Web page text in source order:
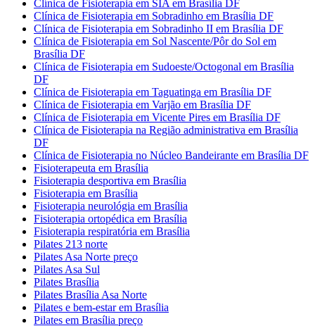
Clínica de Fisioterapia em SIA em Brasília DF
Clínica de Fisioterapia em Sobradinho em Brasília DF
Clínica de Fisioterapia em Sobradinho II em Brasília DF
Clínica de Fisioterapia em Sol Nascente/Pôr do Sol em
Brasília DF
Clínica de Fisioterapia em Sudoeste/Octogonal em Brasília
DF
Clínica de Fisioterapia em Taguatinga em Brasília DF
Clínica de Fisioterapia em Varjão em Brasília DF
Clínica de Fisioterapia em Vicente Pires em Brasília DF
Clínica de Fisioterapia na Região administrativa em Brasília
DF
Clínica de Fisioterapia no Núcleo Bandeirante em Brasília DF
Fisioterapeuta em Brasília
Fisioterapia desportiva em Brasília
Fisioterapia em Brasília
Fisioterapia neurológia em Brasília
Fisioterapia ortopédica em Brasília
Fisioterapia respiratória em Brasília
Pilates 213 norte
Pilates Asa Norte preço
Pilates Asa Sul
Pilates Brasília
Pilates Brasília Asa Norte
Pilates e bem-estar em Brasília
Pilates em Brasília preço